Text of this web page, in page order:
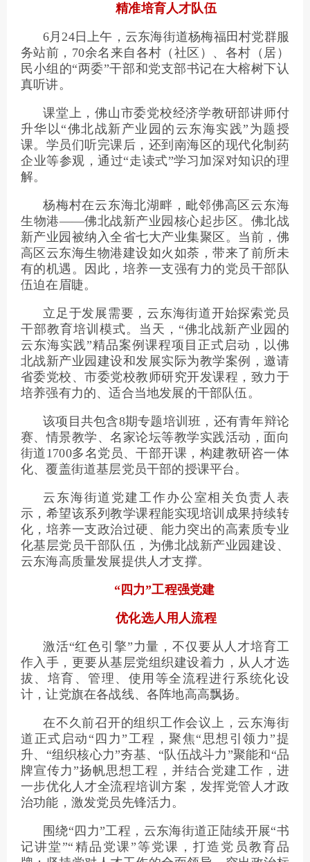
精准培育人才队伍
6月24日上午，云东海街道杨梅福田村党群服
务站前，70余名来自各村（社区）、各村（居）
民小组的“两委”干部和党支部书记在大榕树下认
真听讲。
课堂上，佛山市委党校经济学教研部讲师付
升华以“佛北战新产业园的云东海实践”为题授
课。学员们听完课后，还到南海区的现代化制药
企业等参观，通过“走读式”学习加深对知识的理
解。
杨梅村在云东海北湖畔，毗邻佛高区云东海
生物港——佛北战新产业园核心起步区。佛北战
新产业园被纳入全省七大产业集聚区。当前，佛
高区云东海生物港建设如火如荼，带来了前所未
有的机遇。因此，培养一支强有力的党员干部队
伍迫在眉睫。
立足于发展需要，云东海街道开始探索党员
干部教育培训模式。当天，“佛北战新产业园的
云东海实践”精品案例课程项目正式启动，以佛
北战新产业园建设和发展实际为教学案例，邀请
省委党校、市委党校教师研究开发课程，致力于
培养强有力的、适合当地发展的干部队伍。
该项目共包含8期专题培训班，还有青年辩论
赛、情景教学、名家论坛等教学实践活动，面向
街道1700多名党员、干部开课，构建教研咨一体
化、覆盖街道基层党员干部的授课平台。
云东海街道党建工作办公室相关负责人表
示，希望该系列教学课程能实现培训成果持续转
化，培养一支政治过硬、能力突出的高素质专业
化基层党员干部队伍，为佛北战新产业园建设、
云东海高质量发展提供人才支撑。
“四力”工程强党建
优化选人用人流程
激活“红色引擎”力量，不仅要从人才培育工
作入手，更要从基层党组织建设着力，从人才选
拔、培育、管理、使用等全流程进行系统化设
计，让党旗在各战线、各阵地高高飘扬。
在不久前召开的组织工作会议上，云东海街
道正式启动“四力”工程，聚焦“思想引领力”提
升、“组织核心力”夯基、“队伍战斗力”聚能和“品
牌宣传力”扬帆思想工程，并结合党建工作，进
一步优化人才全流程培训方案，发挥党管人才政
治功能，激发党员先锋活力。
围绕“四力”工程，云东海街道正陆续开展“书
记讲堂”“精品党课”等党课，打造党员教育品